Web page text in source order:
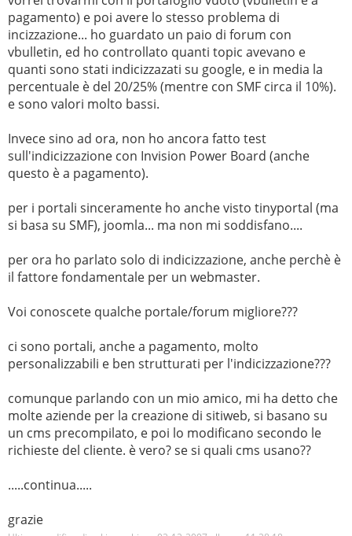
pagamento) e poi avere lo stesso problema di
incizzazione... ho guardato un paio di forum con
vbulletin, ed ho controllato quanti topic avevano e
quanti sono stati indicizzazati su google, e in media la
percentuale è del 20/25% (mentre con SMF circa il 10%).
e sono valori molto bassi.
Invece sino ad ora, non ho ancora fatto test
sull'indicizzazione con Invision Power Board (anche
questo è a pagamento).
per i portali sinceramente ho anche visto tinyportal (ma
si basa su SMF), joomla... ma non mi soddisfano....
per ora ho parlato solo di indicizzazione, anche perchè è
il fattore fondamentale per un webmaster.
Voi conoscete qualche portale/forum migliore???
ci sono portali, anche a pagamento, molto
personalizzabili e ben strutturati per l'indicizzazione???
comunque parlando con un mio amico, mi ha detto che
molte aziende per la creazione di sitiweb, si basano su
un cms precompilato, e poi lo modificano secondo le
richieste del cliente. è vero? se si quali cms usano??
.....continua.....
grazie